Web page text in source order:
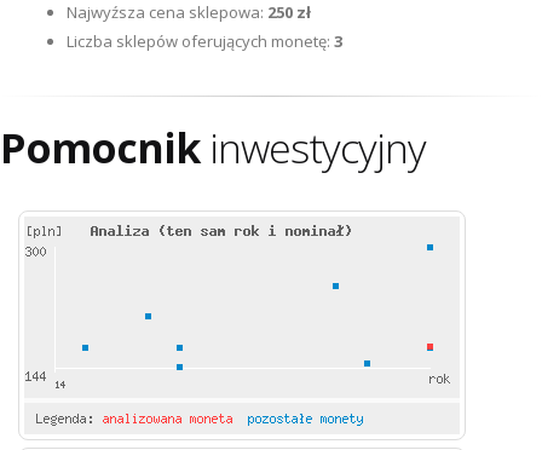
Najwyźsza cena sklepowa: 250 zł
Liczba sklepów oferujących monetę: 3
Pomocnikinwestycyjny